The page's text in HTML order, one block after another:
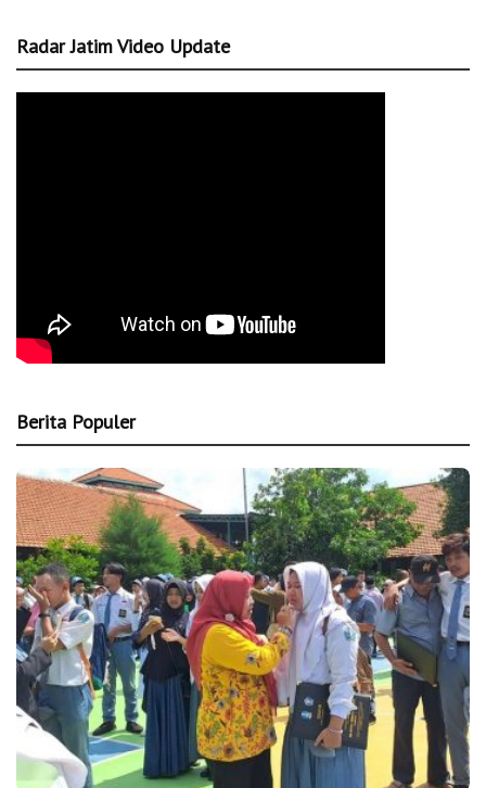
Radar Jatim Video Update
Berita Populer